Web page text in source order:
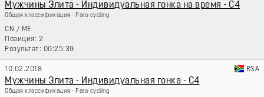
Мужчины Элита - Индивидуальная гонка на время - C4
Общая классификация - Para-cycling
CN / ME
2
00:25:39
10.02.2018 RSA
Мужчины Элита - Индивидуальная гонка - C4
Общая классификация - Para-cycling